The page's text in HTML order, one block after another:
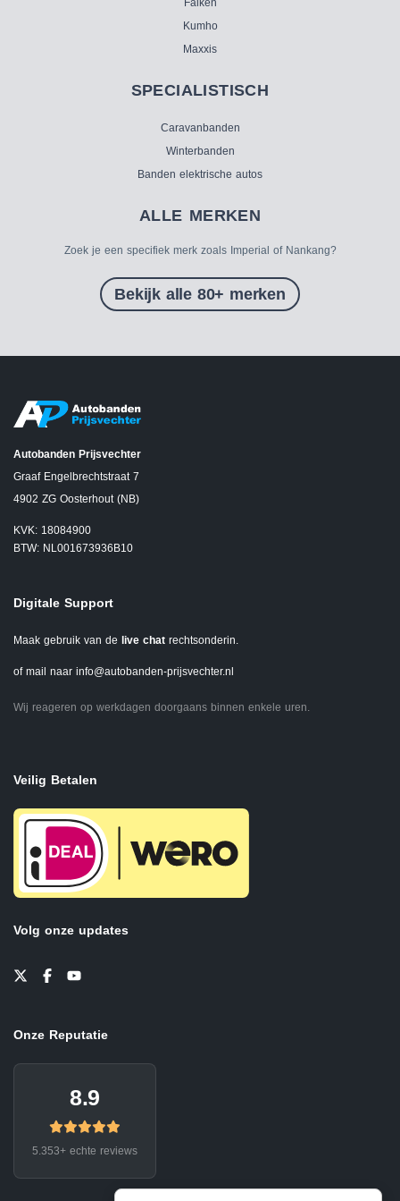
Falken
Kumho
Maxxis
SPECIALISTISCH
Caravanbanden
Winterbanden
Banden elektrische autos
ALLE MERKEN
Zoek je een specifiek merk zoals Imperial of Nankang?
Bekijk alle 80+ merken
Autobanden Prijsvechter
Graaf Engelbrechtstraat 7
4902 ZG Oosterhout (NB)
KVK: 18084900
BTW: NL001673936B10
Digitale Support
Maak gebruik van de live chat rechtsonderin.
of mail naar info@autobanden-prijsvechter.nl
Wij reageren op werkdagen doorgaans binnen enkele uren.
Veilig Betalen
Volg onze updates
Onze Reputatie
8.9
5.353+ echte reviews